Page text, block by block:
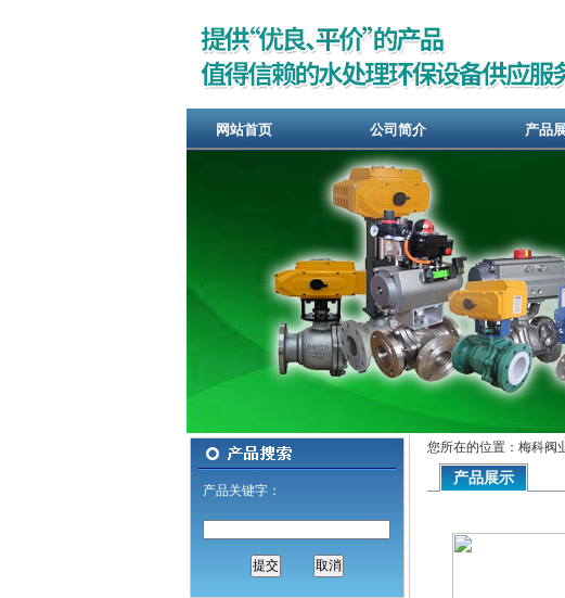
网站首页 公司简介 产品
产品关键字：
您所在的位置：梅科阀
产品展示